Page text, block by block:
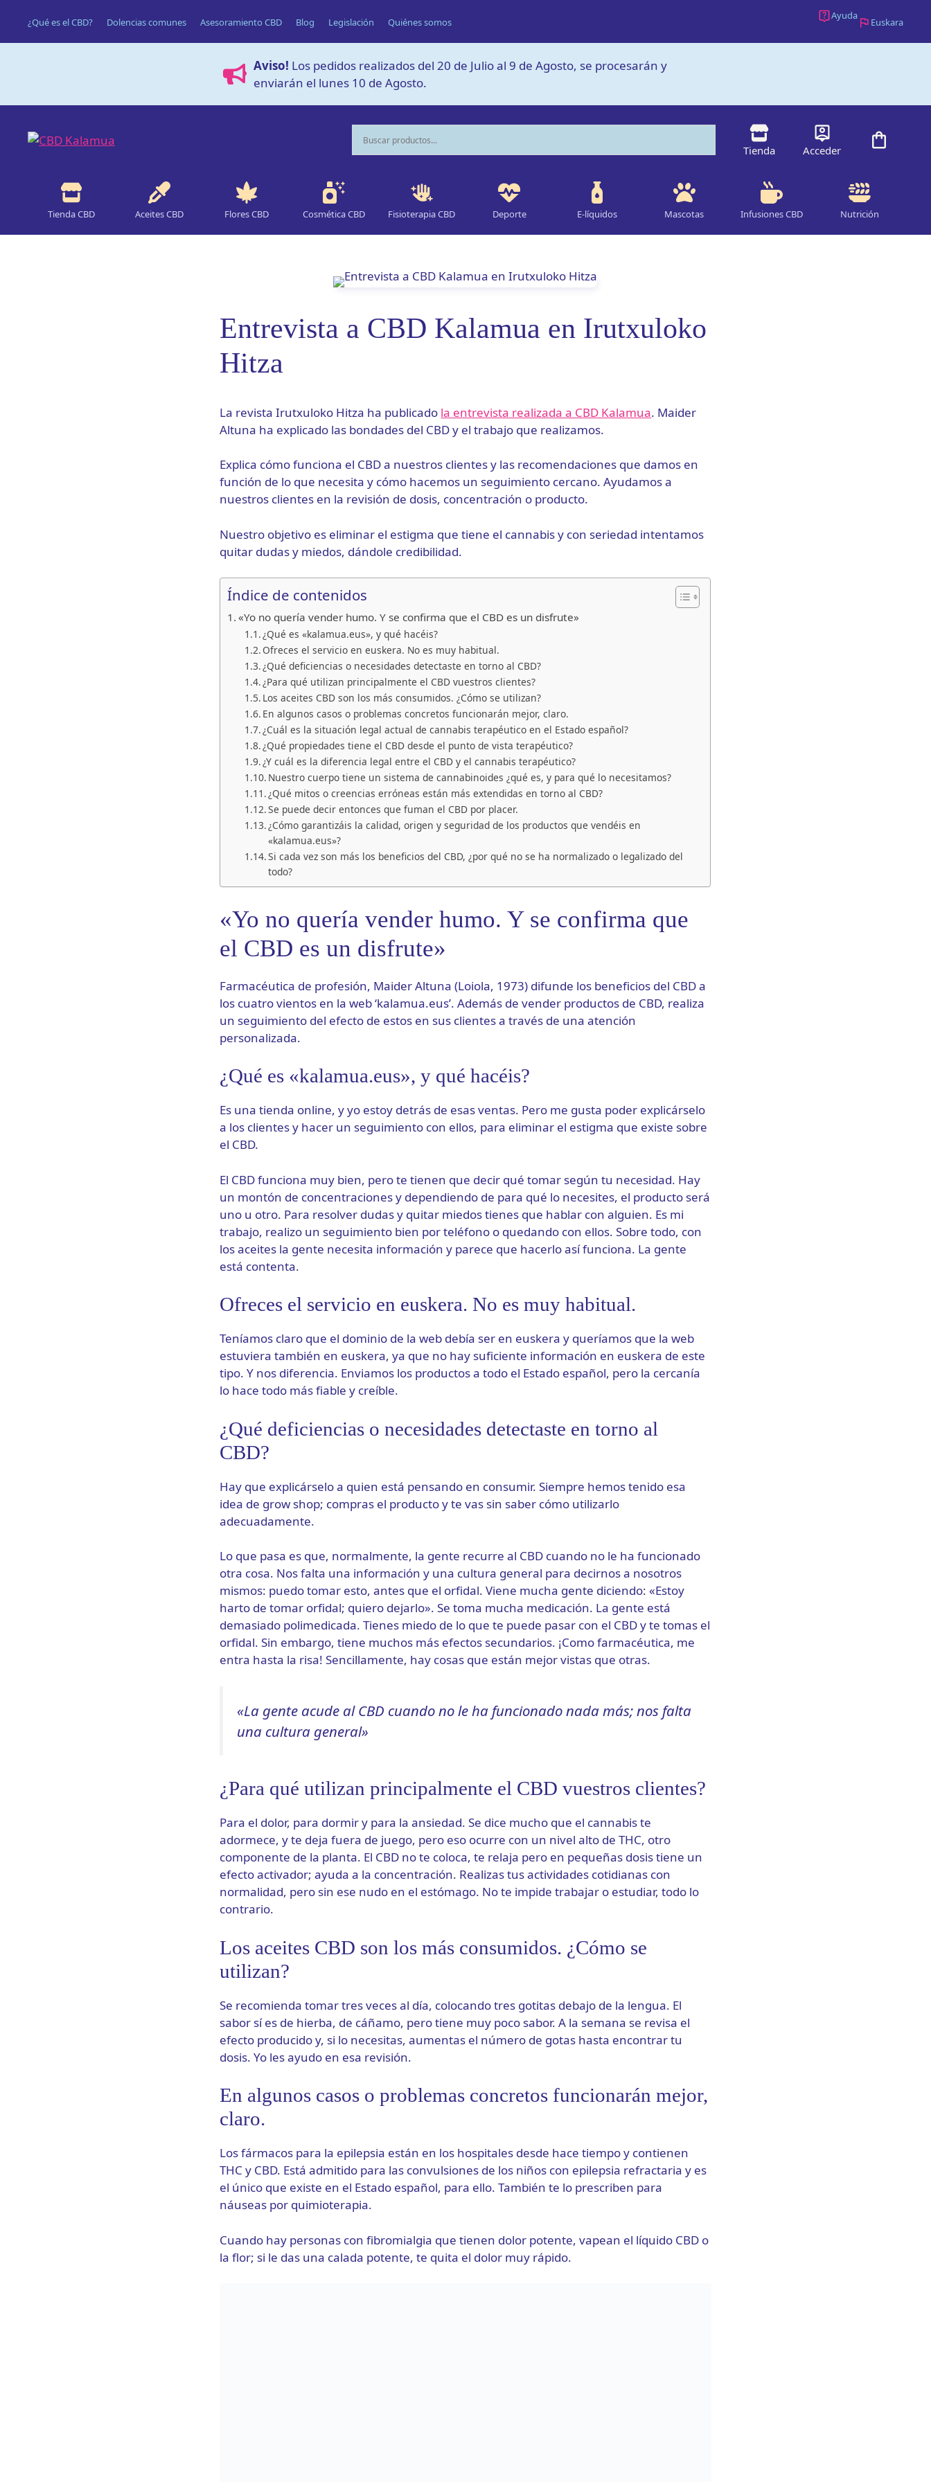
contenido
Ayuda
Euskara
¿Qué es el CBD? Dolencias comunes Asesoramiento CBD Blog Legislación Quiénes somos
Aviso! Los pedidos realizados del 20 de Julio al 9 de Agosto, se procesarán y
enviarán el lunes 10 de Agosto.
Acceder
Tienda
Tienda CBD Aceites CBD Flores CBD Cosmética CBD Fisioterapia CBD Deporte E-líquidos Mascotas Infusiones CBD Nutrición
Entrevista a CBD Kalamua en Irutxuloko
Hitza
La revista Irutxuloko Hitza ha publicado la entrevista realizada a CBD Kalamua. Maider
Altuna ha explicado las bondades del CBD y el trabajo que realizamos.
Explica cómo funciona el CBD a nuestros clientes y las recomendaciones que damos en
función de lo que necesita y cómo hacemos un seguimiento cercano. Ayudamos a
nuestros clientes en la revisión de dosis, concentración o producto.
Nuestro objetivo es eliminar el estigma que tiene el cannabis y con seriedad intentamos
quitar dudas y miedos, dándole credibilidad.
Índice de contenidos
«Yo no quería vender humo. Y se confirma que el CBD es un disfrute»
¿Qué es «kalamua.eus», y qué hacéis?
Ofreces el servicio en euskera. No es muy habitual.
¿Qué deficiencias o necesidades detectaste en torno al CBD?
¿Para qué utilizan principalmente el CBD vuestros clientes?
Los aceites CBD son los más consumidos. ¿Cómo se utilizan?
En algunos casos o problemas concretos funcionarán mejor, claro.
¿Cuál es la situación legal actual de cannabis terapéutico en el Estado español?
¿Qué propiedades tiene el CBD desde el punto de vista terapéutico?
¿Y cuál es la diferencia legal entre el CBD y el cannabis terapéutico?
Nuestro cuerpo tiene un sistema de cannabinoides ¿qué es, y para qué lo necesitamos?
¿Qué mitos o creencias erróneas están más extendidas en torno al CBD?
Se puede decir entonces que fuman el CBD por placer.
¿Cómo garantizáis la calidad, origen y seguridad de los productos que vendéis en
«kalamua.eus»?
Si cada vez son más los beneficios del CBD, ¿por qué no se ha normalizado o legalizado del
todo?
«Yo no quería vender humo. Y se confirma que
el CBD es un disfrute»
Farmacéutica de profesión, Maider Altuna (Loiola, 1973) difunde los beneficios del CBD a
los cuatro vientos en la web ‘kalamua.eus’. Además de vender productos de CBD, realiza
un seguimiento del efecto de estos en sus clientes a través de una atención
personalizada.
¿Qué es «kalamua.eus», y qué hacéis?
Es una tienda online, y yo estoy detrás de esas ventas. Pero me gusta poder explicárselo
a los clientes y hacer un seguimiento con ellos, para eliminar el estigma que existe sobre
el CBD.
El CBD funciona muy bien, pero te tienen que decir qué tomar según tu necesidad. Hay
un montón de concentraciones y dependiendo de para qué lo necesites, el producto será
uno u otro. Para resolver dudas y quitar miedos tienes que hablar con alguien. Es mi
trabajo, realizo un seguimiento bien por teléfono o quedando con ellos. Sobre todo, con
los aceites la gente necesita información y parece que hacerlo así funciona. La gente
está contenta.
Ofreces el servicio en euskera. No es muy habitual.
Teníamos claro que el dominio de la web debía ser en euskera y queríamos que la web
estuviera también en euskera, ya que no hay suficiente información en euskera de este
tipo. Y nos diferencia. Enviamos los productos a todo el Estado español, pero la cercanía
lo hace todo más fiable y creíble.
¿Qué deficiencias o necesidades detectaste en torno al
CBD?
Hay que explicárselo a quien está pensando en consumir. Siempre hemos tenido esa
idea de grow shop; compras el producto y te vas sin saber cómo utilizarlo
adecuadamente.
Lo que pasa es que, normalmente, la gente recurre al CBD cuando no le ha funcionado
otra cosa. Nos falta una información y una cultura general para decirnos a nosotros
mismos: puedo tomar esto, antes que el orfidal. Viene mucha gente diciendo: «Estoy
harto de tomar orfidal; quiero dejarlo». Se toma mucha medicación. La gente está
demasiado polimedicada. Tienes miedo de lo que te puede pasar con el CBD y te tomas el
orfidal. Sin embargo, tiene muchos más efectos secundarios. ¡Como farmacéutica, me
entra hasta la risa! Sencillamente, hay cosas que están mejor vistas que otras.
«La gente acude al CBD cuando no le ha funcionado nada más; nos falta
una cultura general»
¿Para qué utilizan principalmente el CBD vuestros clientes?
Para el dolor, para dormir y para la ansiedad. Se dice mucho que el cannabis te
adormece, y te deja fuera de juego, pero eso ocurre con un nivel alto de THC, otro
componente de la planta. El CBD no te coloca, te relaja pero en pequeñas dosis tiene un
efecto activador; ayuda a la concentración. Realizas tus actividades cotidianas con
normalidad, pero sin ese nudo en el estómago. No te impide trabajar o estudiar, todo lo
contrario.
Los aceites CBD son los más consumidos. ¿Cómo se
utilizan?
Se recomienda tomar tres veces al día, colocando tres gotitas debajo de la lengua. El
sabor sí es de hierba, de cáñamo, pero tiene muy poco sabor. A la semana se revisa el
efecto producido y, si lo necesitas, aumentas el número de gotas hasta encontrar tu
dosis. Yo les ayudo en esa revisión.
En algunos casos o problemas concretos funcionarán mejor,
claro.
Los fármacos para la epilepsia están en los hospitales desde hace tiempo y contienen
THC y CBD. Está admitido para las convulsiones de los niños con epilepsia refractaria y es
el único que existe en el Estado español, para ello. También te lo prescriben para
náuseas por quimioterapia.
Cuando hay personas con fibromialgia que tienen dolor potente, vapean el líquido CBD o
la flor; si le das una calada potente, te quita el dolor muy rápido.